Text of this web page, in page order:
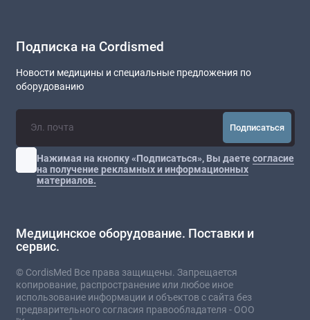
Подписка на Cordismed
Новости медицины и специальные предложения по
оборудованию
Подписаться
Нажимая на кнопку «Подписаться», Вы даетесогласие
на получение рекламных и информационных
материалов.
Медицинское оборудование. Поставки и
сервис.
© CordisMed Все права защищены. Запрещается
копирование, распространение или любое иное
использование информации и объектов с сайта без
предварительного согласия правообладателя - ООО